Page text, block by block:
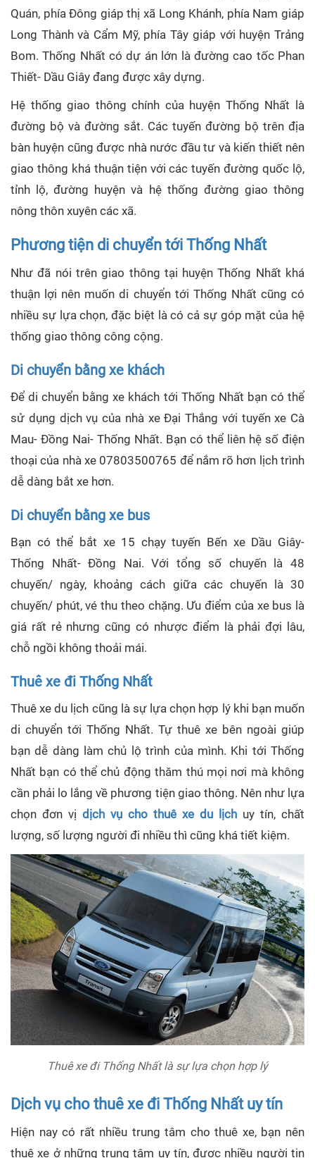
Quán, phía Đông giáp thị xã Long Khánh, phía Nam giáp
Long Thành và Cẩm Mỹ, phía Tây giáp với huyện Trảng
Bom. Thống Nhất có dự án lớn là đường cao tốc Phan
Thiết- Dầu Giây đang được xây dựng.
Hệ thống giao thông chính của huyện Thống Nhất là
đường bộ và đường sắt. Các tuyến đường bộ trên địa
bàn huyện cũng được nhà nước đầu tư và kiến thiết nên
giao thông khá thuận tiện với các tuyến đường quốc lộ,
tỉnh lộ, đường huyện và hệ thống đường giao thông
nông thôn xuyên các xã.
Phương tiện di chuyển tới Thống Nhất
Như đã nói trên giao thông tại huyện Thống Nhất khá
thuận lợi nên muốn di chuyển tới Thống Nhất cũng có
nhiều sự lựa chọn, đặc biệt là có cả sự góp mặt của hệ
thống giao thông công cộng.
Di chuyển bằng xe khách
Để di chuyển bằng xe khách tới Thống Nhất bạn có thể
sử dụng dịch vụ của nhà xe Đại Thắng với tuyến xe Cà
Mau- Đồng Nai- Thống Nhất. Bạn có thể liên hệ số điện
thoại của nhà xe 07803500765 để nắm rõ hơn lịch trình
dễ dàng bắt xe hơn.
Di chuyển bằng xe bus
Bạn có thể bắt xe 15 chạy tuyến Bến xe Dầu Giây-
Thống Nhất- Đồng Nai. Với tổng số chuyến là 48
chuyến/ ngày, khoảng cách giữa các chuyến là 30
chuyến/ phút, vé thu theo chặng. Ưu điểm của xe bus là
giá rất rẻ nhưng cũng có nhược điểm là phải đợi lâu,
chỗ ngồi không thoải mái.
Thuê xe đi Thống Nhất
Thuê xe du lịch cũng là sự lựa chọn hợp lý khi bạn muốn
di chuyển tới Thống Nhất. Tự thuê xe bên ngoài giúp
bạn dễ dàng làm chủ lộ trình của mình. Khi tới Thống
Nhất bạn có thể chủ động thăm thú mọi nơi mà không
cần phải lo lắng về phương tiện giao thông. Nên như lựa
chọn đơn vị dịch vụ cho thuê xe du lịch uy tín, chất
lượng, số lượng người đi nhiều thì cũng khá tiết kiệm.
Thuê xe đi Thống Nhất là sự lựa chọn hợp lý
Dịch vụ cho thuê xe đi Thống Nhất uy tín
Hiện nay có rất nhiều trung tâm cho thuê xe, bạn nên
thuê xe ở những trung tâm uy tín, được nhiều người tin